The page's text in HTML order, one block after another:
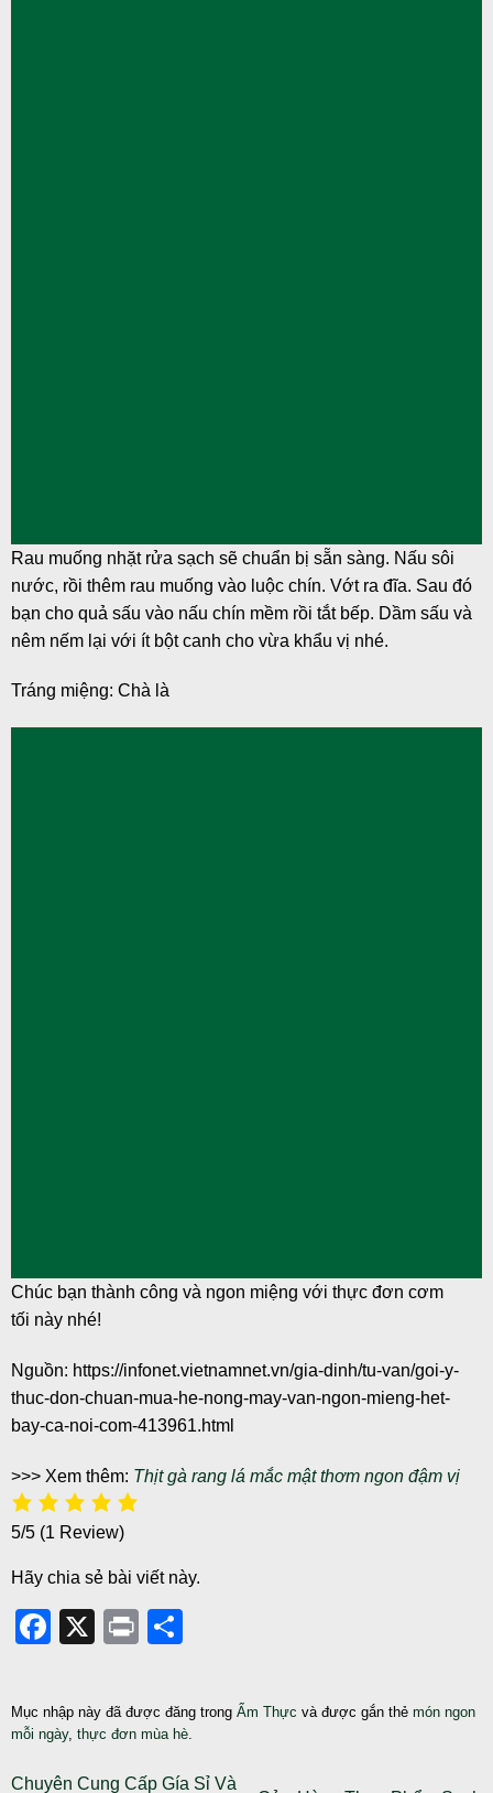
Rau muống nhặt rửa sạch sẽ chuẩn bị sẵn sàng. Nấu sôi
nước, rồi thêm rau muống vào luộc chín. Vớt ra đĩa. Sau đó
bạn cho quả sấu vào nấu chín mềm rồi tắt bếp. Dầm sấu và
nêm nếm lại với ít bột canh cho vừa khẩu vị nhé.
Tráng miệng: Chà là
Chúc bạn thành công và ngon miệng với thực đơn cơm
tối này nhé!
Nguồn: https://infonet.vietnamnet.vn/gia-dinh/tu-van/goi-y-
thuc-don-chuan-mua-he-nong-may-van-ngon-mieng-het-
bay-ca-noi-com-413961.html
>>> Xem thêm: Thịt gà rang lá mắc mật thơm ngon đậm vị
5/5 (1 Review)
Hãy chia sẻ bài viết này.
Facebook
X Print
Mục nhập này đã được đăng trong Ẩm Thực và được gắn thẻ món ngon
mỗi ngày, thực đơn mùa hè.
Chuyên Cung Cấp Gía Sỉ Và